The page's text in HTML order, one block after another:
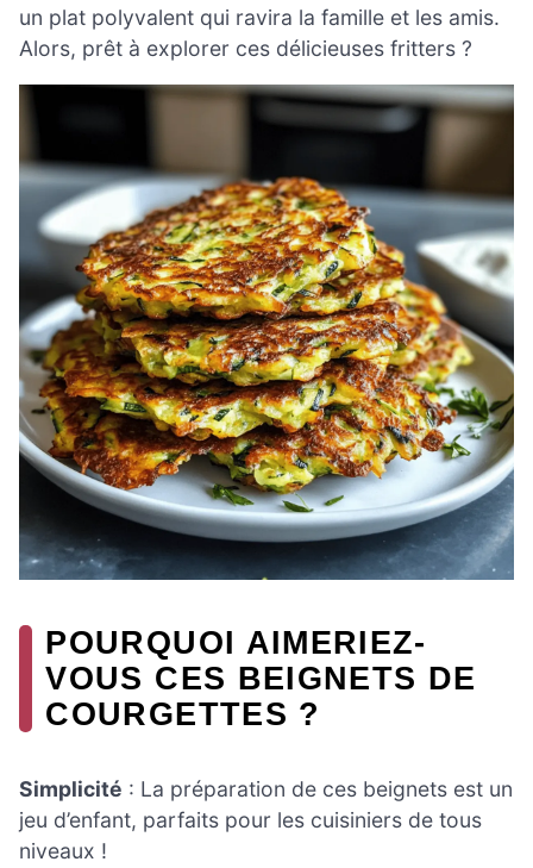
un plat polyvalent qui ravira la famille et les amis.
Alors, prêt à explorer ces délicieuses fritters ?
POURQUOI AIMERIEZ-
VOUS CES BEIGNETS DE
COURGETTES ?
Simplicité : La préparation de ces beignets est un
jeu d’enfant, parfaits pour les cuisiniers de tous
niveaux !